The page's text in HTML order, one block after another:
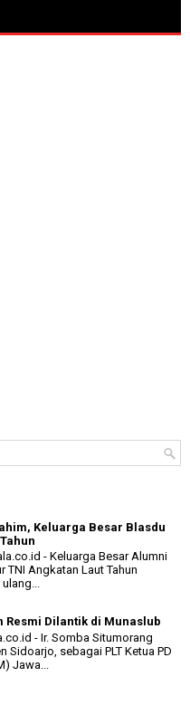
Keluarga Besar Blasdu
- Keluarga Besar Alumni
TNI Angkatan Laut Tahun
Resmi Dilantik di Munaslub
- Ir. Somba Situmorang
Sidoarjo, sebagai PLT Ketua PD
Jawa...